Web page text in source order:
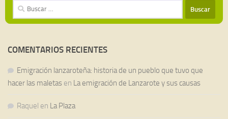
Buscar:
COMENTARIOS RECIENTES
Emigración lanzaroteña: historia de un pueblo que tuvo que
hacer las maletas en La emigración de Lanzarote y sus causas
Raquel en La Plaza